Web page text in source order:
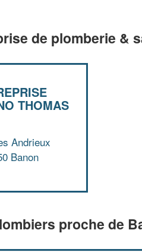
de plomberie &
THOMAS
Andrieux
Banon
proche de